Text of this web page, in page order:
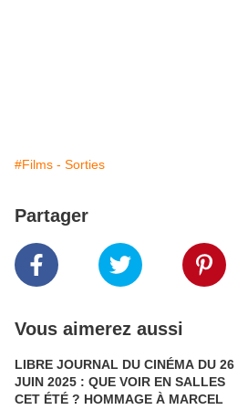
#Films - Sorties
Partager
Vous aimerez aussi
LIBRE JOURNAL DU CINÉMA DU 26
JUIN 2025 : QUE VOIR EN SALLES
CET ÉTÉ ? HOMMAGE À MARCEL